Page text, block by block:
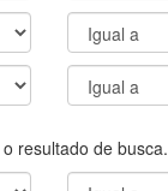
resultado de busca.